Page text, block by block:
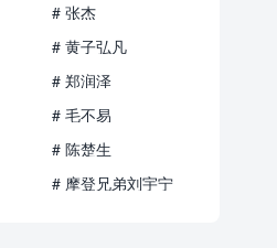
# 张杰
# 黄子弘凡
# 郑润泽
# 毛不易
# 陈楚生
# 摩登兄弟刘宇宁